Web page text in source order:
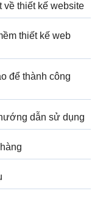
về thiết kế website
thiết kế web
để thành công
dẫn sử dụng